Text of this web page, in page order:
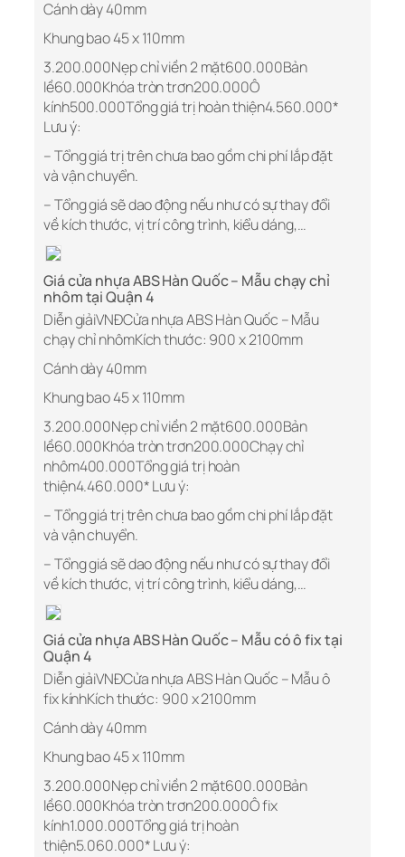
Cánh dày 40mm
Khung bao 45 x 110mm
3.200.000Nẹp chỉ viền 2 mặt600.000Bản
lề60.000Khóa tròn trơn200.000Ô
kính500.000Tổng giá trị hoàn thiện4.560.000*
Lưu ý:
– Tổng giá trị trên chưa bao gồm chi phí lắp đặt
và vận chuyển.
– Tổng giá sẽ dao động nếu như có sự thay đổi
về kích thước, vị trí công trình, kiểu dáng,…
Giá cửa nhựa ABS Hàn Quốc – Mẫu chạy chỉ
nhôm tại Quận 4
Diễn giảiVNĐCửa nhựa ABS Hàn Quốc – Mẫu
chạy chỉ nhômKích thước: 900 x 2100mm
Cánh dày 40mm
Khung bao 45 x 110mm
3.200.000Nẹp chỉ viền 2 mặt600.000Bản
lề60.000Khóa tròn trơn200.000Chạy chỉ
nhôm400.000Tổng giá trị hoàn
thiện4.460.000* Lưu ý:
– Tổng giá trị trên chưa bao gồm chi phí lắp đặt
và vận chuyển.
– Tổng giá sẽ dao động nếu như có sự thay đổi
về kích thước, vị trí công trình, kiểu dáng,…
Giá cửa nhựa ABS Hàn Quốc – Mẫu có ô fix tại
Quận 4
Diễn giảiVNĐCửa nhựa ABS Hàn Quốc – Mẫu ô
fix kínhKích thước: 900 x 2100mm
Cánh dày 40mm
Khung bao 45 x 110mm
3.200.000Nẹp chỉ viền 2 mặt600.000Bản
lề60.000Khóa tròn trơn200.000Ô fix
kính1.000.000Tổng giá trị hoàn
thiện5.060.000* Lưu ý: